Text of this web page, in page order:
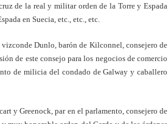
de la real y militar orden de la Torre y Espada
en Suecia, etc., etc., etc.
Dunlo, barón de Kilconnel, consejero de
de este consejo para los negocios de comercio
de milicia del condado de Galway y caballero
y Greenock, par en el parlamento, consejero de